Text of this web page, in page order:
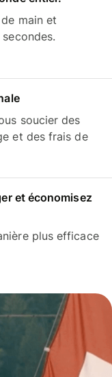
main et
soucier des
et des frais de
et économisez
plus efficace